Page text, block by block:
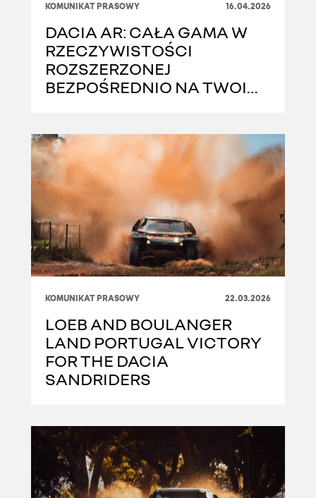
KOMUNIKAT PRASOWY 16.04.2026
DACIA AR: CAŁA GAMA W
RZECZYWISTOŚCI
ROZSZERZONEJ
BEZPOŚREDNIO NA TWOIM
KOMUNIKAT PRASOWY 22.03.2026
LOEB AND BOULANGER
LAND PORTUGAL VICTORY
FOR THE DACIA
SANDRIDERS